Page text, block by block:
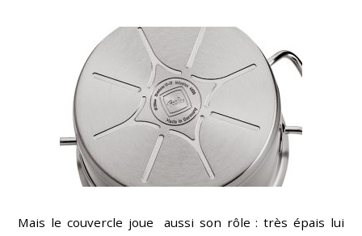
Mais le couvercle joue aussi son rôle : très épais lui